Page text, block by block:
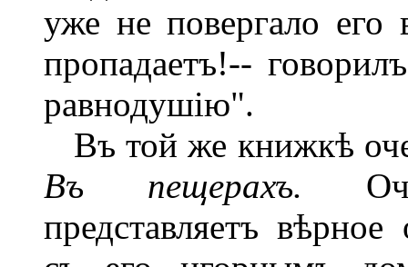
уже не повергало его
пропадаетъ!--
равнодушію".
Въ той же книжкѣ
Въ пещерахъ.
представляетъ